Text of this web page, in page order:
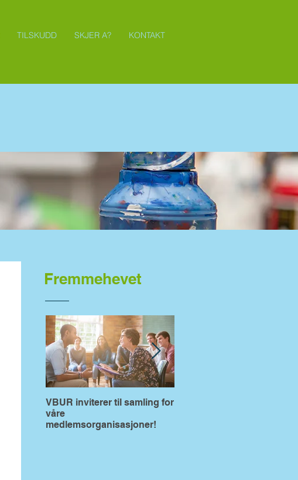
TILSKUDD SKJER A? KONTAKT
Fremmehevet
VBUR inviterer til samling for
våre
medlemsorganisasjoner!